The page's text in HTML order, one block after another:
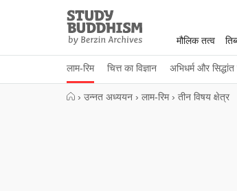
Study
Buddhism
Home
मौलिक तत्व
लाम-रिम चित्त का विज्ञान अभिधर्म और सिद्धांत
› उन्नत अध्ययन › लाम-रिम › तीन विषय क्षेत्र